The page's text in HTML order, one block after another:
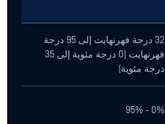
32 درجة فهرنهايت إلى 95 درجة
فهرنهايت (0 درجة مئوية إلى 35
درجة مئوية)
0% - 95%